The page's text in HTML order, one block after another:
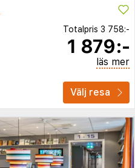
Totalpris 3 758:-
1 879:-
läs mer
Välj resa